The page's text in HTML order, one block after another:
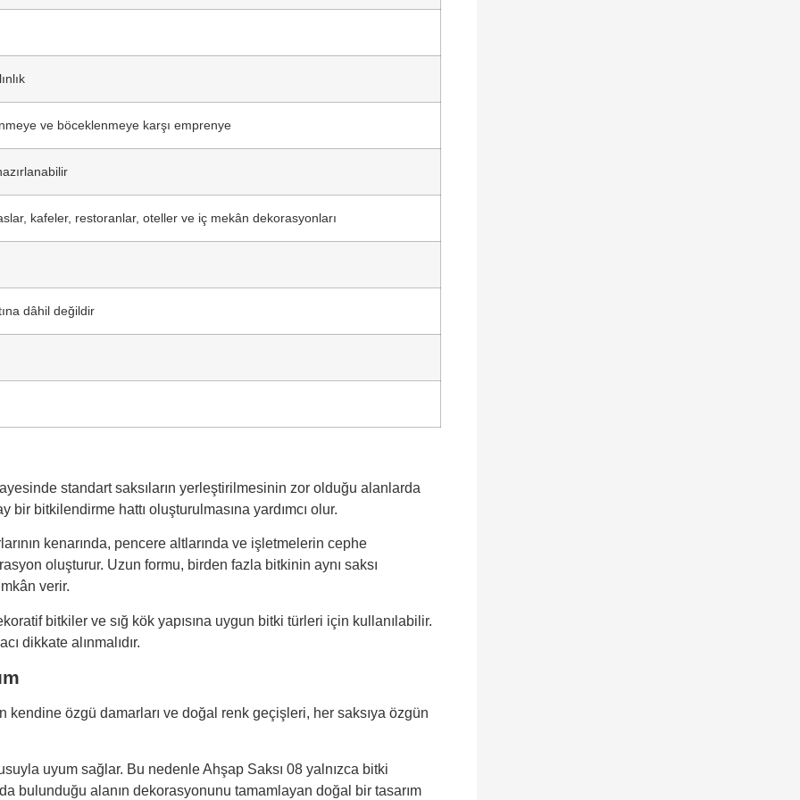
ve böceklenmeye karşı emprenye
kafeler, restoranlar, oteller ve iç mekân dekorasyonları
dâhil değildir
standart saksıların yerleştirilmesinin zor olduğu alanlarda
bitkilendirme hattı oluşturulmasına yardımcı olur.
kenarında, pencere altlarında ve işletmelerin cephe
oluşturur. Uzun formu, birden fazla bitkinin aynı saksı
verir.
bitkiler ve sığ kök yapısına uygun bitki türleri için kullanılabilir.
dikkate alınmalıdır.
kendine özgü damarları ve doğal renk geçişleri, her saksıya özgün
uyum sağlar. Bu nedenle Ahşap Saksı 08 yalnızca bitki
bulunduğu alanın dekorasyonunu tamamlayan doğal bir tasarım